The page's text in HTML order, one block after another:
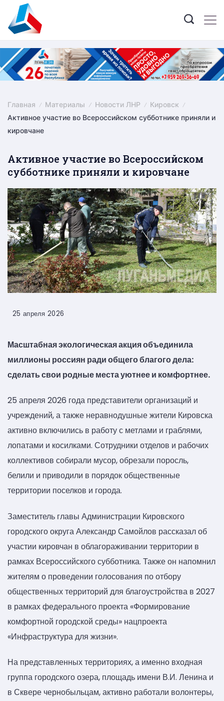
content
Главная Материалы Новости ЛНР
Кировск
Активное участие во Всероссийском субботнике приняли и
кировчане
Активное участие во Всероссийском
субботнике приняли и кировчане
25 апреля 2026
Масштабная экологическая акция объединила
миллионы россиян ради общего благого дела:
сделать свои родные места уютнее и комфортнее.
25 апреля 2026 года представители организаций и
учреждений, а также неравнодушные жители Кировска
активно включились в работу с метлами и граблями,
лопатами и косилками. Сотрудники отделов и рабочих
коллективов собирали мусор, обрезали поросль,
белили и приводили в порядок общественные
территории поселков и города.
Заместитель главы Администрации Кировского
городского округа Александр Самойлов рассказал об
участии кировчан в облагораживании территории в
рамках Всероссийского субботника. Также он напомнил
жителям о проведении голосования по отбору
общественных территорий для благоустройства в 2027
в рамках федерального проекта «Формирование
комфортной городской среды» нацпроекта
«Инфраструктура для жизни».
На представленных территориях, а именно входная
группа городского озера, площадь имени В.И. Ленина и
в Сквере чернобыльцам, активно работали волонтеры,